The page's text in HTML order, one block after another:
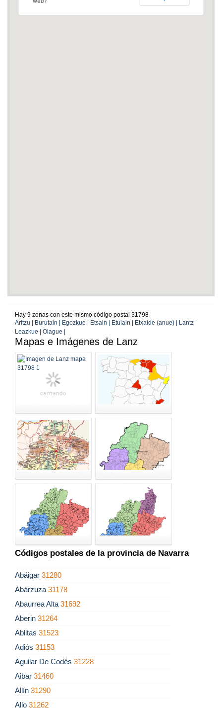
Hay 9 zonas con este mismo código postal 31798
Aritzu | Burutain | Egozkue | Etsain | Etulain | Etxaide (anue) | Lantz |
Leazkue | Olague |
Mapas e Imágenes de Lanz
Códigos postales de la provincia de Navarra
Abáigar 31280
Abárzuza 31178
Abaurrea Alta 31692
Aberin 31264
Ablitas 31523
Adiós 31153
Aguilar De Codés 31228
Aibar 31460
Allín 31290
Allo 31262